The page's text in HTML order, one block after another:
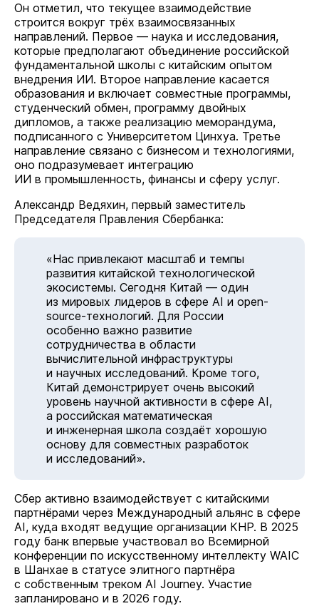
Он отметил, что текущее взаимодействие
строится вокруг трёх взаимосвязанных
направлений. Первое — наука и исследования,
которые предполагают объединение российской
фундаментальной школы с китайским опытом
внедрения ИИ. Второе направление касается
образования и включает совместные программы,
студенческий обмен, программу двойных
дипломов, а также реализацию меморандума,
подписанного с Университетом Цинхуа. Третье
направление связано с бизнесом и технологиями,
оно подразумевает интеграцию
ИИ в промышленность, финансы и сферу услуг.
Александр Ведяхин, первый заместитель
Председателя Правления Сбербанка:
«Нас привлекают масштаб и темпы
развития китайской технологической
экосистемы. Сегодня Китай — один
из мировых лидеров в сфере AI и open-
source-технологий. Для России
особенно важно развитие
сотрудничества в области
вычислительной инфраструктуры
и научных исследований. Кроме того,
Китай демонстрирует очень высокий
уровень научной активности в сфере AI,
а российская математическая
и инженерная школа создаёт хорошую
основу для совместных разработок
и исследований».
Сбер активно взаимодействует с китайскими
партнёрами через Международный альянс в сфере
AI, куда входят ведущие организации КНР. В 2025
году банк впервые участвовал во Всемирной
конференции по искусственному интеллекту WAIC
в Шанхае в статусе элитного партнёра
с собственным треком AI Journey. Участие
запланировано и в 2026 году.